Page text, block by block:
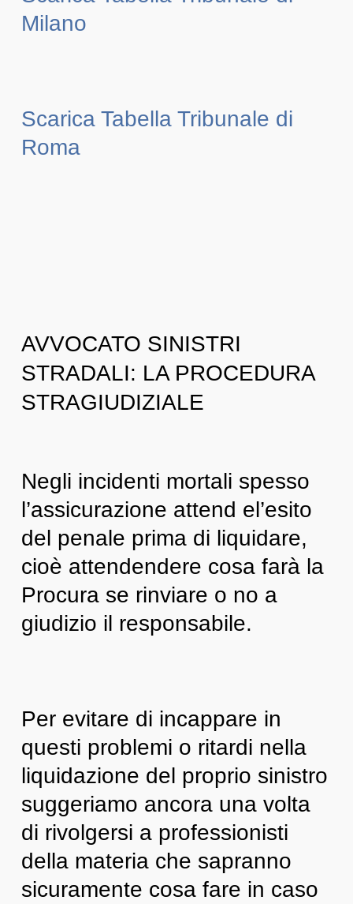
Milano
Scarica Tabella Tribunale di
Roma
AVVOCATO SINISTRI
STRADALI: LA PROCEDURA
STRAGIUDIZIALE
Negli incidenti mortali spesso
l’assicurazione attend el’esito
del penale prima di liquidare,
cioè attendendere cosa farà la
Procura se rinviare o no a
giudizio il responsabile.
Per evitare di incappare in
questi problemi o ritardi nella
liquidazione del proprio sinistro
suggeriamo ancora una volta
di rivolgersi a professionisti
della materia che sapranno
sicuramente cosa fare in caso